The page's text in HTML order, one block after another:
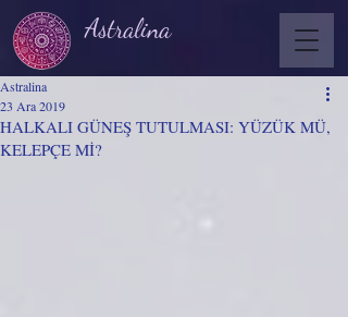
Astralina
HALKALI GÜNEŞ TUTULMASI: YÜZÜK MÜ,
KELEPÇE Mİ?
Astralina
23 Ara 2019